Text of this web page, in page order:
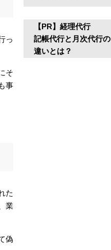
っ
そ
事
た
業
偽
【PR】経理代行
記帳代行と月次代行の
違いとは？